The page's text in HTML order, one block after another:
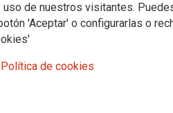
de nuestros visitantes.
'Aceptar' o configurarlas o
Política de cookies
diciembre (BOE de 20 de